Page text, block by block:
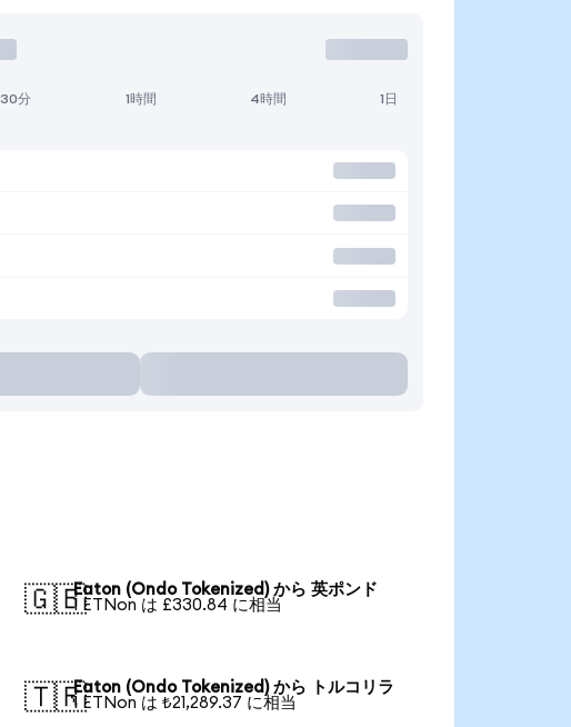
30分 1時間 4時間 1日
🇬🇧Eaton (Ondo Tokenized) から 英ポンド
1 ETNon は £330.84 に相当
🇹🇷Eaton (Ondo Tokenized) から トルコリラ
1 ETNon は ₺21,289.37 に相当